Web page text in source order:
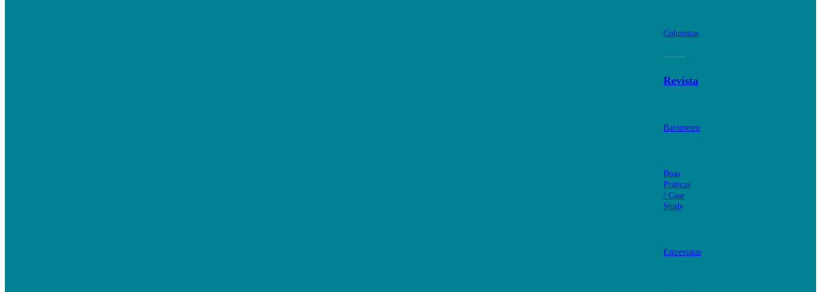
Colunistas
Revista
Barómetro
Boas
Práticas
/ Case
Study
Entrevistas